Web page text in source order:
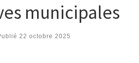
municipales
22 octobre 2025